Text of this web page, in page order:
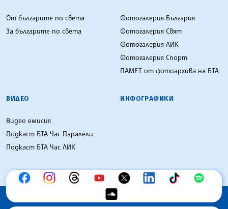
От българите по света
За българите по света
Фотогалерия България
Фотогалерия Свят
Фотогалерия ЛИК
Фотогалерия Спорт
ПАМЕТ от фотоархива на БТА
ВИДЕО
Видео емисия
Подкаст БТА Час Паралели
Подкаст БТА Час ЛИК
ИНФОГРАФИКИ